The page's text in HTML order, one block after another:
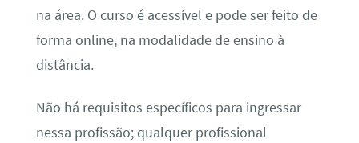
na área. O curso é acessível e pode ser feito de
forma online, na modalidade de ensino à
distância.
Não há requisitos específicos para ingressar
nessa profissão; qualquer profissional